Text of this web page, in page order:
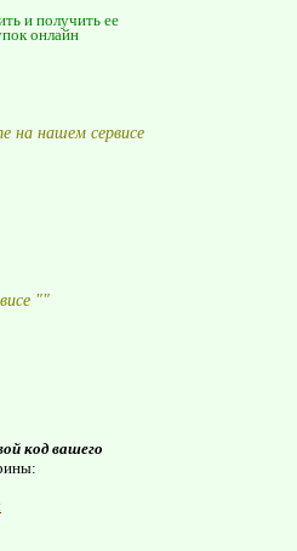
и получить ее
онлайн
на нашем сервисе
""
код вашего